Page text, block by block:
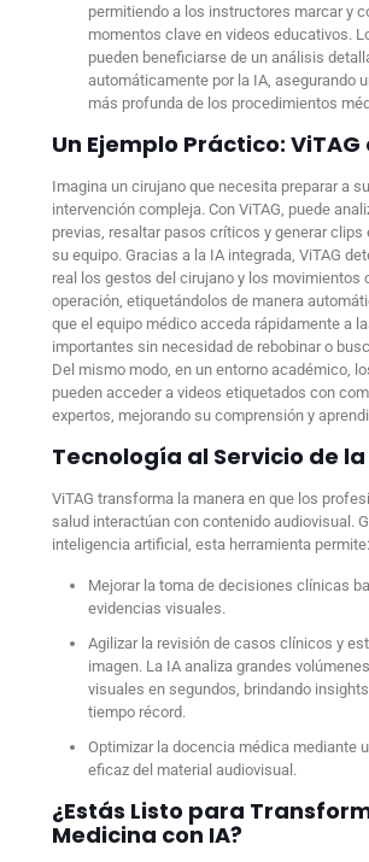
permitiendo a los instructores marcar y
momentos clave en videos educativos.
pueden beneficiarse de un análisis
automáticamente por la IA, asegurando
más profunda de los procedimientos
Un Ejemplo Práctico: ViTAG
Imagina un cirujano que necesita preparar a
intervención compleja. Con ViTAG, puede
previas, resaltar pasos críticos y generar clips
su equipo. Gracias a la IA integrada, ViTAG
real los gestos del cirujano y los movimientos
operación, etiquetándolos de manera
que el equipo médico acceda rápidamente a
importantes sin necesidad de rebobinar o
Del mismo modo, en un entorno académico,
pueden acceder a videos etiquetados con
expertos, mejorando su comprensión y
Tecnología al Servicio de
ViTAG transforma la manera en que los
salud interactúan con contenido audiovisual.
inteligencia artificial, esta herramienta permite:
Mejorar la toma de decisiones clínicas
evidencias visuales.
Agilizar la revisión de casos clínicos y
imagen. La IA analiza grandes
visuales en segundos, brindando
tiempo récord.
Optimizar la docencia médica mediante
eficaz del material audiovisual.
¿Estás Listo para
Medicina con IA?